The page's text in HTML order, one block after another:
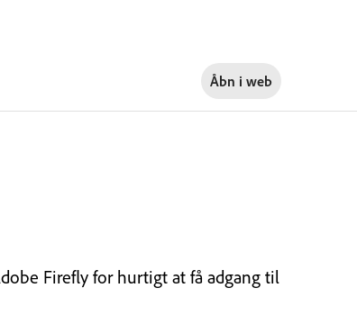
Åbn i web
Firefly for hurtigt at få adgang til